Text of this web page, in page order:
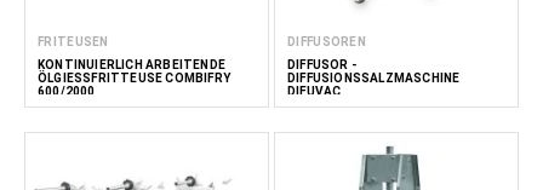
FRITEUSEN
KONTINUIERLICH ARBEITENDE
ÖLGIESSFRITTEUSE COMBIFRY 6
00/2000
DIFFUSOREN
DIFFUSOR -
DIFFUSIONSSALZMASCHINE
DIFUVAC